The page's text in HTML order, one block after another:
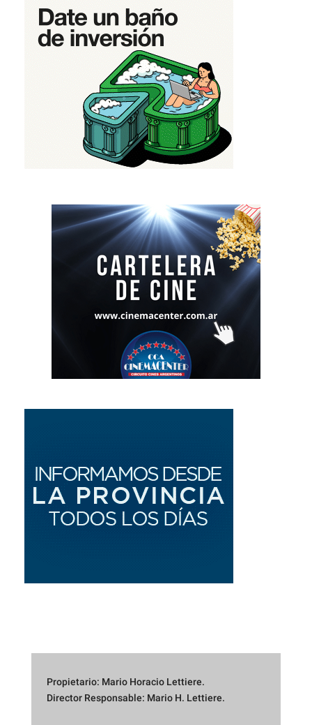
Propietario: Mario Horacio Lettiere.
Director Responsable: Mario H. Lettiere.